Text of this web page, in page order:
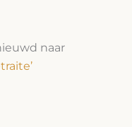
naar